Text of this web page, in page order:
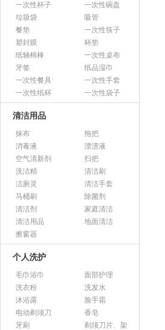
一次性杯子
一次性碗盘
垃圾袋
吸管
餐垫
一次性筷子
塑封膜
杯垫
纸轴棉棒
一次性桌布
牙签
纸品湿巾
一次性餐具
一次性手套
一次性纸杯
一次性袋子
清洁用品
抹布
拖把
消毒液
漂渍液
空气清新剂
扫把
洗洁精
清洁刷
洁厕灵
清洁手套
马桶刷
除菌剂
清洁剂
家庭清洁
清洁用品
地面清洁
擦窗器
个人洗护
毛巾浴巾
面部护理
洗衣粉
洗发水
沐浴露
脸手霜
电动剃须刀
香皂
牙刷
剃须刀片、架